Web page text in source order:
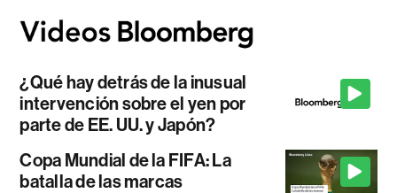
¿Qué hay detrás de la inusual
intervención sobre el yen por
parte de EE. UU. y Japón?
Copa Mundial de la FIFA: La
batalla de las marcas